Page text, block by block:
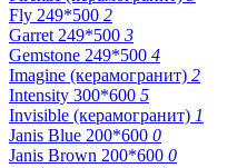
Fly 249*500 2
Garret 249*500 3
Gemstone 249*500 4
Imagine (керамогранит) 2
Intensity 300*600 5
Invisible (керамогранит) 1
Janis Blue 200*600 0
Janis Brown 200*600 0